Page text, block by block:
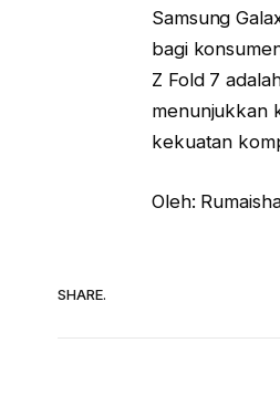
Samsung
bagi
Z Fold 7
menunjukkan
kekuatan
Oleh:
SHARE.